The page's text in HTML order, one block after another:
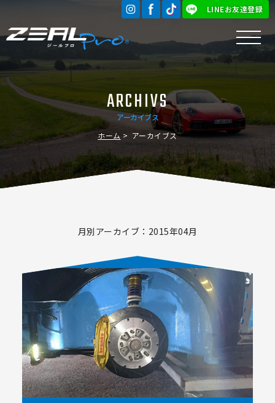
LINEお友達登録
アーカイブス
ARCHIVS
ホーム アーカイブス
月別アーカイブ：2015年04月